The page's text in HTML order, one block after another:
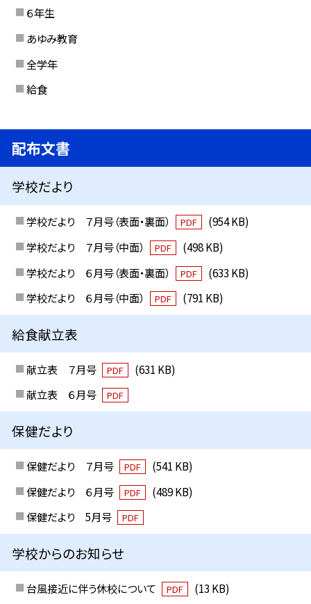
６年生
あゆみ教育
全学年
給食
配布文書
学校だより
学校だより ７月号（表面・裏面） PDF
(954 KB)
学校だより ７月号（中面）
PDF
(498 KB)
学校だより ６月号（表面・裏面）
PDF
(633 KB)
学校だより ６月号（中面）
PDF (791 KB)
給食献立表
献立表 ７月号 PDF
(631 KB)
献立表 ６月号
PDF
保健だより
保健だより ７月号 PDF
(541 KB)
保健だより ６月号
PDF
(489 KB)
保健だより 5月号
PDF
学校からのお知らせ
台風接近に伴う休校について PDF (13 KB)